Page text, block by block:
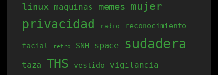
linux maquinas memes mujer
privacidad radio reconocimiento
facial retro SNH space sudadera
taza THS vestido vigilancia